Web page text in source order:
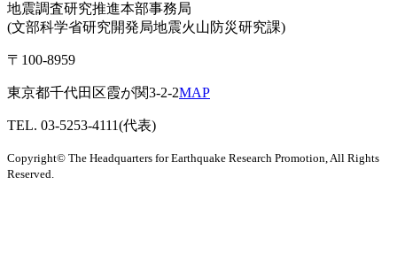
地震調査研究推進本部事務局
(文部科学省研究開発局地震火山防災研究課)
〒100-8959
東京都千代田区霞が関3-2-2MAP
TEL. 03-5253-4111(代表)
Copyright© The Headquarters for Earthquake Research Promotion, All Rights
Reserved.